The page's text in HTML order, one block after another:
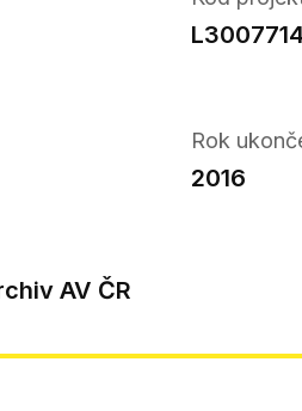
Rok
2016
AV ČR